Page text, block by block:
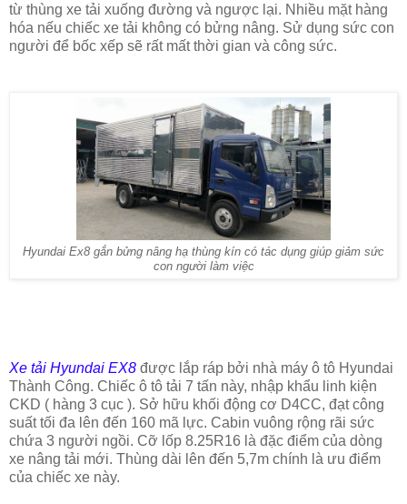
từ thùng xe tải xuống đường và ngược lại. Nhiều mặt hàng
hóa nếu chiếc xe tải không có bửng nâng. Sử dụng sức con
người để bốc xếp sẽ rất mất thời gian và công sức.
Hyundai Ex8 gắn bửng nâng hạ thùng kín có tác dụng giúp giảm sức
con người làm việc
Xe tải Hyundai EX8 được lắp ráp bởi nhà máy ô tô Hyundai
Thành Công. Chiếc ô tô tải 7 tấn này, nhập khẩu linh kiện
CKD ( hàng 3 cục ). Sở hữu khối động cơ D4CC, đạt công
suất tối đa lên đến 160 mã lực. Cabin vuông rộng rãi sức
chứa 3 người ngồi. Cỡ lốp 8.25R16 là đặc điểm của dòng
xe nâng tải mới. Thùng dài lên đến 5,7m chính là ưu điểm
của chiếc xe này.